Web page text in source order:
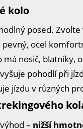
kolo
posed.
pevný, ocel
nosič, blatníky,
pohodlí při
jízdu v různých
– nižší